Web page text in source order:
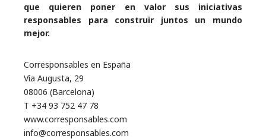
que quieren poner en valor sus iniciativas
responsables para construir juntos un mundo
mejor.
Corresponsables en España
Vía Augusta, 29
08006 (Barcelona)
T +34 93 752 47 78
www.corresponsables.com
info@corresponsables.com